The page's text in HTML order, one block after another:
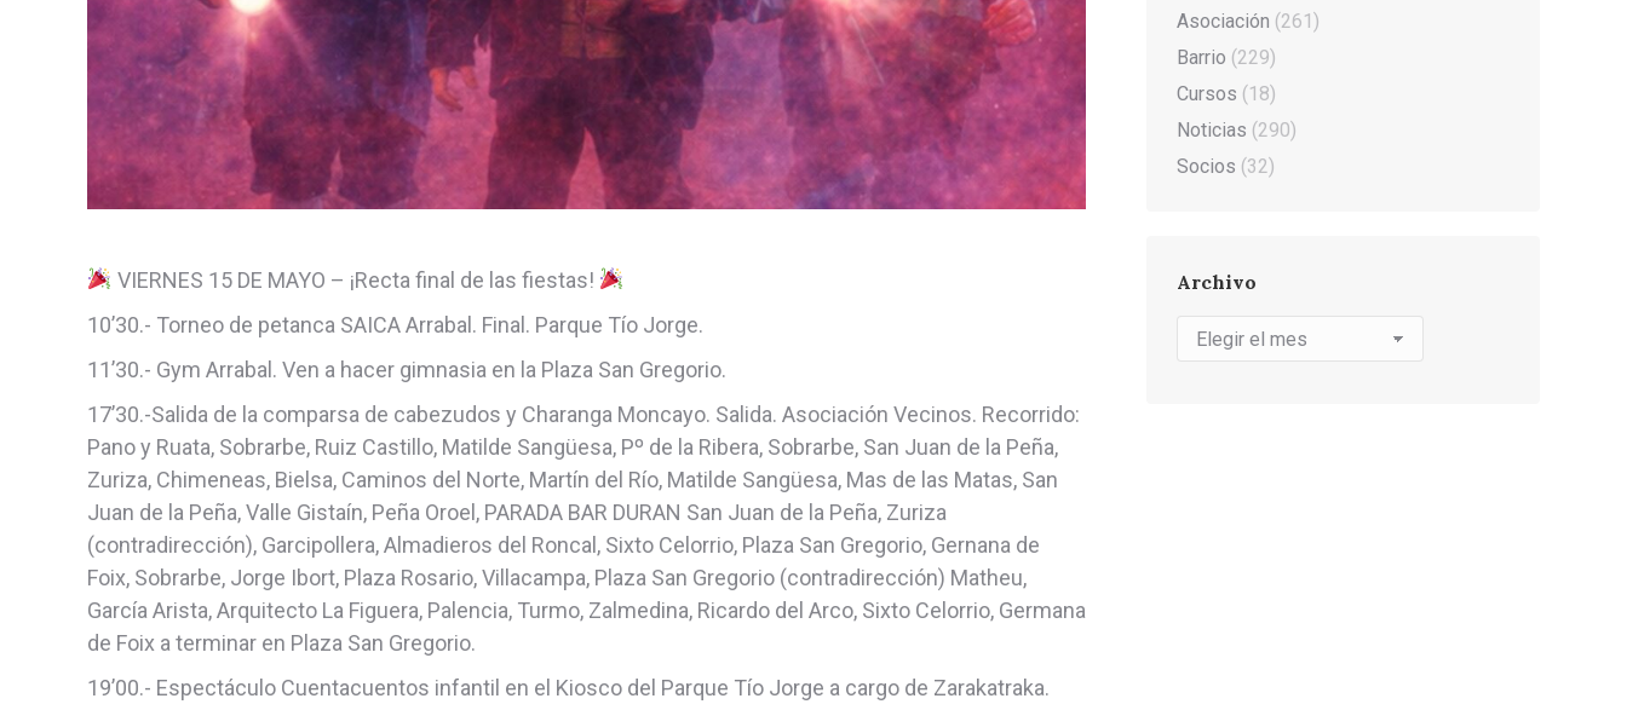
VIERNES 15 DE MAYO – ¡Recta final de las fiestas!
10’30.- Torneo de petanca SAICA Arrabal. Final. Parque Tío Jorge.
11’30.- Gym Arrabal. Ven a hacer gimnasia en la Plaza San Gregorio.
17’30.-Salida de la comparsa de cabezudos y Charanga Moncayo. Salida. Asociación Vecinos. Recorrido:
Pano y Ruata, Sobrarbe, Ruiz Castillo, Matilde Sangüesa, Pº de la Ribera, Sobrarbe, San Juan de la Peña,
Zuriza, Chimeneas, Bielsa, Caminos del Norte, Martín del Río, Matilde Sangüesa, Mas de las Matas, San
Juan de la Peña, Valle Gistaín, Peña Oroel, PARADA BAR DURAN San Juan de la Peña, Zuriza
(contradirección), Garcipollera, Almadieros del Roncal, Sixto Celorrio, Plaza San Gregorio, Gernana de
Foix, Sobrarbe, Jorge Ibort, Plaza Rosario, Villacampa, Plaza San Gregorio (contradirección) Matheu,
García Arista, Arquitecto La Figuera, Palencia, Turmo, Zalmedina, Ricardo del Arco, Sixto Celorrio, Germana
de Foix a terminar en Plaza San Gregorio.
19’00.- Espectáculo Cuentacuentos infantil en el Kiosco del Parque Tío Jorge a cargo de Zarakatraka.
Asociación (261)
Barrio (229)
Cursos (18)
Noticias (290)
Socios (32)
Archivo
Archivo